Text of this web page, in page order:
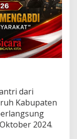
dari
Kabupaten
2024.